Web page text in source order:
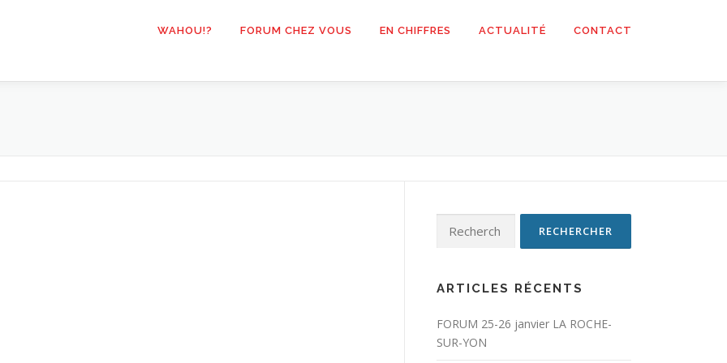
WAHOU!? FORUM CHEZ VOUS EN CHIFFRES ACTUALITÉ CONTACT
ARTICLES RÉCENTS
FORUM 25-26 janvier LA ROCHE-
SUR-YON